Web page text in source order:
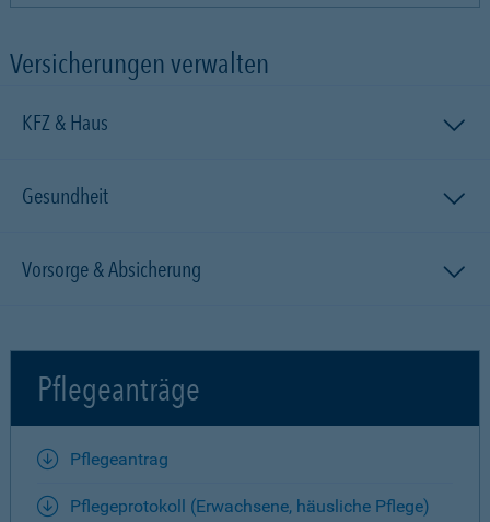
Versicherungen verwalten
KFZ & Haus
Gesundheit
Vorsorge & Absicherung
Pflegeanträge
Pflegeantrag
Pflegeprotokoll (Erwachsene, häusliche Pflege)